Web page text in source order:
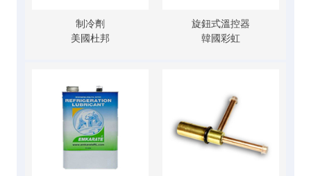
制冷劑
美國杜邦
旋鈕式溫控器
韓國彩虹